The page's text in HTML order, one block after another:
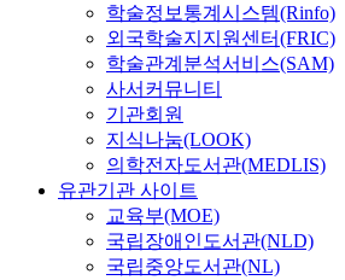
학술정보통계시스템(Rinfo)
외국학술지지원센터(FRIC)
학술관계분석서비스(SAM)
사서커뮤니티
기관회원
지식나눔(LOOK)
의학전자도서관(MEDLIS)
유관기관 사이트
교육부(MOE)
국립장애인도서관(NLD)
국립중앙도서관(NL)